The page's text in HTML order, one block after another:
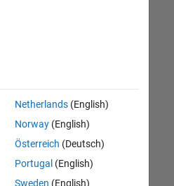
Netherlands(English)
Norway(English)
Österreich (Deutsch)
Portugal (English)
Sweden (English)